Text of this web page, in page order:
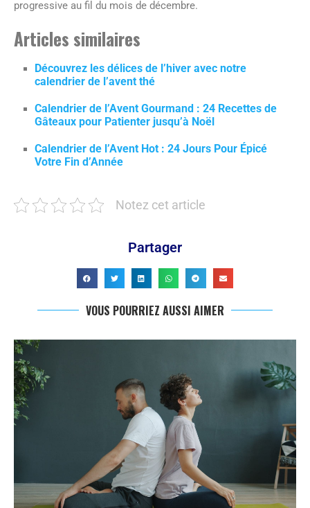
progressive au fil du mois de décembre.
Articles similaires
Découvrez les délices de l’hiver avec notre
calendrier de l’avent thé
Calendrier de l’Avent Gourmand : 24 Recettes de
Gâteaux pour Patienter jusqu’à Noël
Calendrier de l’Avent Hot : 24 Jours Pour Épicé
Votre Fin d’Année
Notez cet article
Partager
VOUS POURRIEZ AUSSI AIMER